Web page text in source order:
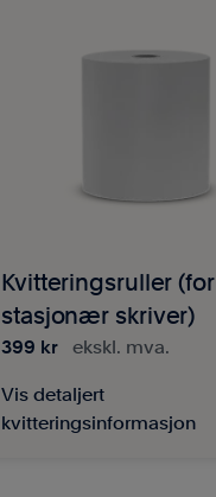
Kvitteringsruller (for
stasjonær skriver)
399 kr ekskl. mva.
Vis detaljert
kvitteringsinformasjon